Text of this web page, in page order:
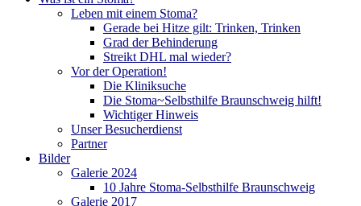
Leben mit einem Stoma?
Gerade bei Hitze gilt: Trinken, Trinken
Grad der Behinderung
Streikt DHL mal wieder?
Vor der Operation!
Die Kliniksuche
Die Stoma~Selbsthilfe Braunschweig hilft!
Wichtiger Hinweis
Unser Besucherdienst
Partner
Bilder
Galerie 2024
10 Jahre Stoma-Selbsthilfe Braunschweig
Galerie 2017